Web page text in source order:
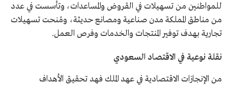
للمواطنين من تسهيلات في القروض والمساعدات، وتأسست في عدد
من مناطق المملكة مدن صناعية ومصانع حديثة، ومُنحت تسهيلات
تجارية بهدف توفير المنتجات والخدمات وفرص العمل.
نقلة نوعية في الاقتصاد السعودي
من الإنجازات الاقتصادية في عهد الملك فهد تحقيق الأهداف